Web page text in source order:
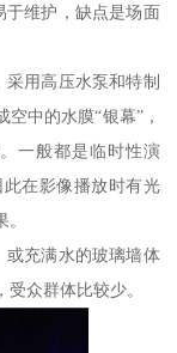
于维护，缺点是场面
用高压水泵和特制
中的水膜“银幕”，
一般都是临时性演
在影像播放时有光
或充满水的玻璃墙体
众群体比较少。